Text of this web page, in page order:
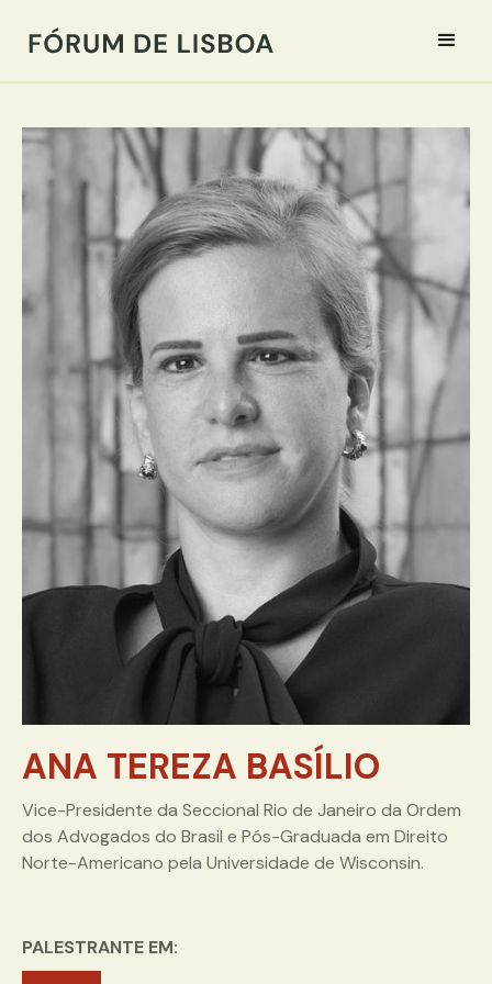
ANA TEREZA BASÍLIO
Vice-Presidente da Seccional Rio de Janeiro da Ordem
dos Advogados do Brasil e Pós-Graduada em Direito
Norte-Americano pela Universidade de Wisconsin.
PALESTRANTE EM: